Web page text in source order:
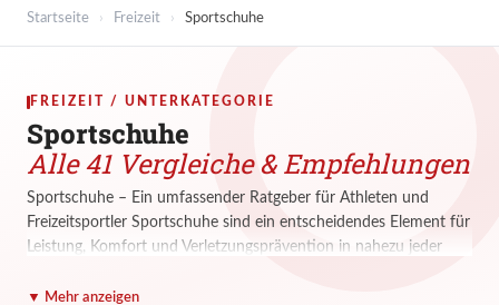
Haushalt
Wohnen
Service
Vergleichssiegel
Startseite › Freizeit › Sportschuhe
FREIZEIT / UNTERKATEGORIE
Sportschuhe
Alle 41 Vergleiche & Empfehlungen
Sportschuhe – Ein umfassender Ratgeber für Athleten und
Freizeitsportler Sportschuhe sind ein entscheidendes Element für
Leistung, Komfort und Verletzungsprävention in nahezu jeder
der Sportschuhe, von der Auswahl des richtigen Modells über
▼ Mehr anzeigen